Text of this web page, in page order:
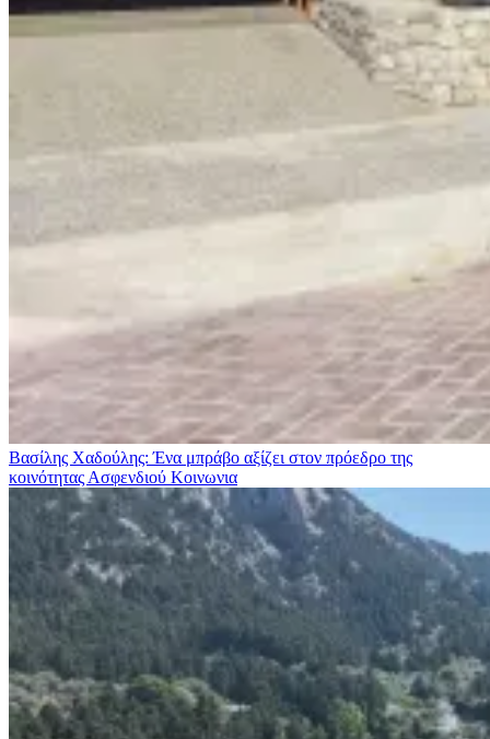
Βασίλης Χαδούλης: Ένα μπράβο αξίζει στον πρόεδρο της
κοινότητας Ασφενδιού Κοινωνια